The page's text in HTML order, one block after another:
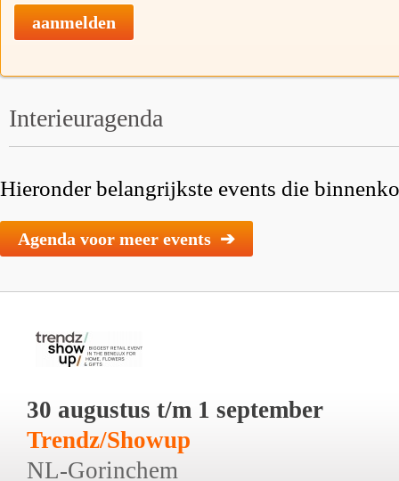
aanmelden
Interieuragenda
Hieronder belangrijkste events die
Agenda voor meer events ➔
30 augustus t/m 1 september
Trendz/Showup
NL-Gorinchem